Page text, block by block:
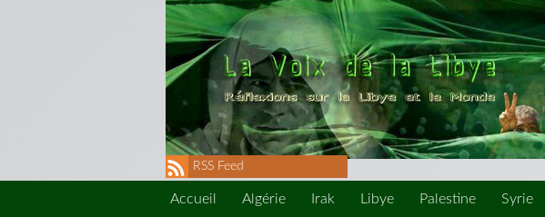
RSS Feed
Accueil Algérie Irak Libye Palestine Syrie